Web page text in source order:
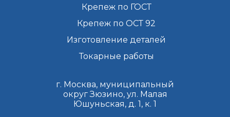
г. Москва, муниципальный
округ Зюзино, ул. Малая
Юшуньская, д. 1, к. 1
Крепеж по ГОСТ
Крепеж по ОСТ 92
Изготовление деталей
Токарные работы